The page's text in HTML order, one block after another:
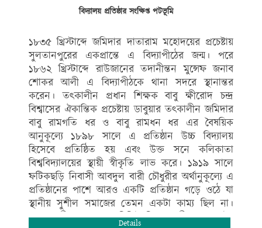
কৃতিত্বের স্বাক্ষর রেখে বিদ্যালয়ের সুনাম বৃদ্ধি করেছে। এরই
ফলে গণপ্রজাতন্ত্রী বাংলাদেশ সরকারের মাননীয় প্রধানমন্ত্রী শেখ
হাসিনা এর যুগান্তকারী পদক্ষেপ প্রত্যেক উপজেলায় মানসম্মত
একটি করে মাধ্যমিক স্কুল সরকারিকরণের ঘোষণানুযায়ী
মান্যবর সাংসদ জনাব
এ .বি. এম. ফজলে করিম চৌধুরী এমপি মহোদয়ের ঐকান্তিক
প্রচেষ্টায় গত ২৪/০৯/১৮ খ্রিঃ তারিখে সরকারিকরণের
প্রজ্ঞাপন আসে এবং সরকারিকরণ হয়। সরকারিকরণ হওয়ার
পেছনে যাদের অবদান সংশ্লিষ্ট জনকে বিদ্যালয়ের পক্ষ থেকে
অশেষ ধন্যবাদ ও কৃতজ্ঞতা জানাই।
এলাকার গণ্যমান্য ব্যক্তিগণের ইতিবাচক পরামর্শে ও অভিক্ষ
শিক্ষকমন্ডলীর একনিষ্ঠ প্রচেষ্টায় প্রতিবছর পাবলিক পরীক্ষায়
কৃতিত্বপূর্ণ ফলাফল অর্জন করে এবং ২০১৪ সালে
শিক্ষামন্ত্রনালয় কর্তৃক রাউজান উপজেলার শ্রেষ্ঠ শিক্ষা প্রতিষ্ঠান
নির্বাচিত হওয়ার গৌরব অর্জন করে। শিক্ষার্থীর ব্যক্তিত্বের পূর্ণ
বিকাশ ও মানবিক গুণের উন্মেষ ঘটিয়ে জীবনে প্রতিষ্ঠা লাভে
যেমন শিক্ষক ও শিক্ষার্থীর ভূমিকা থাকে, তেমনি অভিভাবকের
বিদ্যালয় প্রতিষ্ঠার সংক্ষিপ্ত পটভূমি
১৮৩৫ খ্রিস্টাব্দে জমিদার দাতারাম মহোদয়ের প্রচেষ্টায়
সুলতানপুরের একপ্রান্তে এ বিদ্যাপীঠের জন্ম। পরে
১৮৬২ খ্রিস্টাব্দে রাউজানের তদানীন্তন মুন্সেফ জনাব
শোকর আলী এ বিদ্যাপীঠকে থানা সদরে স্থানান্তর
করেন। তৎকালীন প্রধান শিক্ষক বাবু ক্ষীরোদ চন্দ্র
বিশ্বাসের ঐকান্তিক প্রচেষ্টায় ডাবুয়ার তৎকালীন জমিদার
বাবু রামগতি ধর ও বাবু রামধন ধর এর বৈষয়িক
আনুকূল্যে ১৮৯৮ সালে এ প্রতিষ্ঠান উচ্চ বিদ্যালয়
হিসেবে প্রতিষ্ঠিত হয় এবং উক্ত সনে কলিকাতা
বিশ্ববিদ্যালয়ের স্থায়ী স্বীকৃতি লাভ করে। ১৯১৯ সালে
ফটিকছড়ি নিবাসী আবদুল বারী চৌধুরীর অর্থানুকূল্যে এ
প্রতিষ্ঠানের পাশে আরও একটি প্রতিষ্ঠান গড়ে ওঠে যা
স্থানীয় সুশীল সমাজের তেমন একটা কাম্য ছিল না।
ফলে স্থানীয় জনগণ ও বিশিষ্ট শিক্ষানুরাগী জনাব মৌঃ
Details